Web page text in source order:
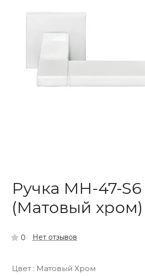
Ручка MH-47-S6
(Матовый хром)
0 Нет отзывов
Цвет : Матовый Хром